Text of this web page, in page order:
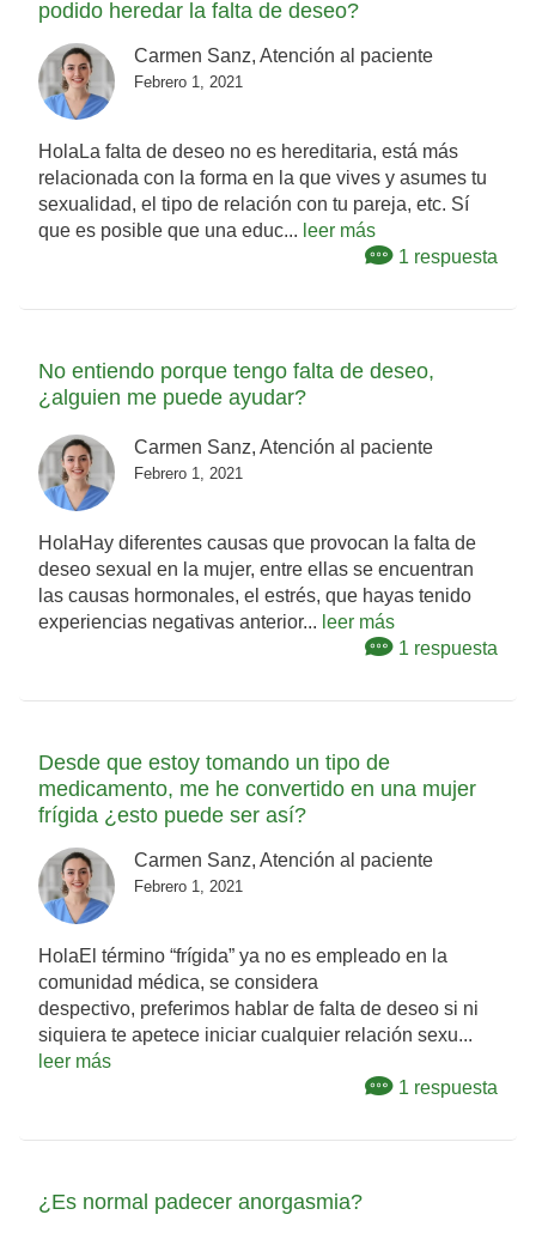
podido heredar la falta de deseo?
Carmen Sanz, Atención al paciente
Febrero 1, 2021
HolaLa falta de deseo no es hereditaria, está más
relacionada con la forma en la que vives y asumes tu
sexualidad, el tipo de relación con tu pareja, etc. Sí
que es posible que una educ... leer más
1 respuesta
No entiendo porque tengo falta de deseo,
¿alguien me puede ayudar?
Carmen Sanz, Atención al paciente
Febrero 1, 2021
HolaHay diferentes causas que provocan la falta de
deseo sexual en la mujer, entre ellas se encuentran
las causas hormonales, el estrés, que hayas tenido
experiencias negativas anterior... leer más
1 respuesta
Desde que estoy tomando un tipo de
medicamento, me he convertido en una mujer
frígida ¿esto puede ser así?
Carmen Sanz, Atención al paciente
Febrero 1, 2021
HolaEl término “frígida” ya no es empleado en la
comunidad médica, se considera
despectivo, preferimos hablar de falta de deseo si ni
siquiera te apetece iniciar cualquier relación sexu...
leer más
1 respuesta
¿Es normal padecer anorgasmia?